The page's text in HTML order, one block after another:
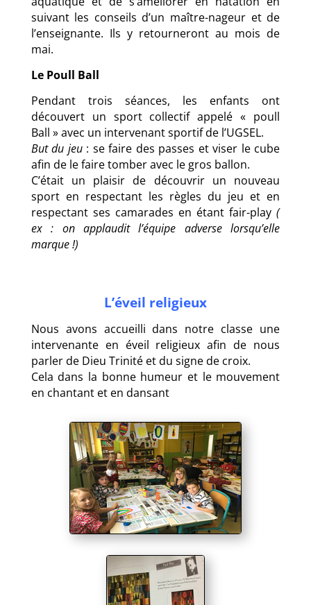
suivant les conseils d’un maître-nageur et de
l’enseignante. Ils y retourneront au mois de
mai.
Le Poull Ball
Pendant trois séances, les enfants ont
découvert un sport collectif appelé « poull
Ball » avec un intervenant sportif de l’UGSEL.
But du jeu : se faire des passes et viser le cube
afin de le faire tomber avec le gros ballon.
C’était un plaisir de découvrir un nouveau
sport en respectant les règles du jeu et en
respectant ses camarades en étant fair-play(
ex : on applaudit l’équipe adverse lorsqu’elle
marque !)
L’éveil religieux
Nous avons accueilli dans notre classe une
intervenante en éveil religieux afin de nous
parler de Dieu Trinité et du signe de croix.
Cela dans la bonne humeur et le mouvement
en chantant et en dansant